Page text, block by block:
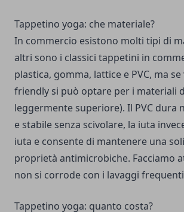
Tappetino yoga: che materiale?
In commercio esistono molti tipi di
altri sono i classici tappetini in
plastica, gomma, lattice e PVC, ma
friendly si può optare per i materiali
leggermente superiore). Il PVC dura
e stabile senza scivolare, la iuta
iuta e consente di mantenere una
proprietà antimicrobiche. Facciamo
non si corrode con i lavaggi
Tappetino yoga: quanto costa?